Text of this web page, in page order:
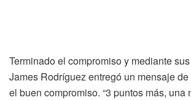
Terminado el compromiso y mediante
James Rodríguez entregó un mensaje
el buen compromiso. “3 puntos más, una